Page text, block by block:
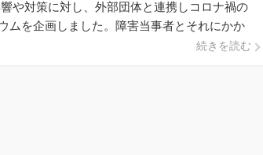
や対策に対し、外部団体と連携しコロナ禍の
ムを企画しました。障害当事者とそれにかか
続きを読む